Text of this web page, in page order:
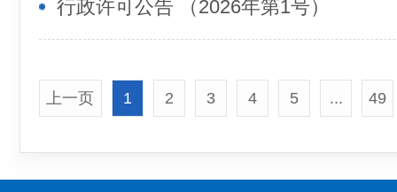
行政许可公告 （2026年第1号）
上一页 1 2 3 4 5 ... 49